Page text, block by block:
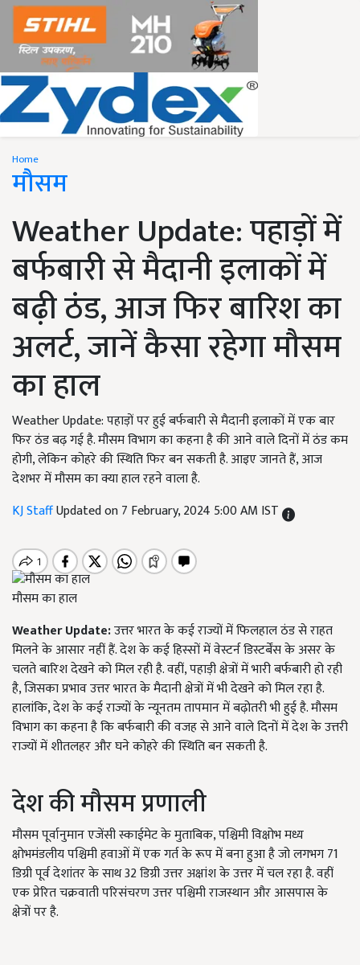
Home
मौसम
Weather Update: पहाड़ों में
बर्फबारी से मैदानी इलाकों में
बढ़ी ठंड, आज फिर बारिश का
अलर्ट, जानें कैसा रहेगा मौसम
का हाल
Weather Update: पहाड़ों पर हुई बर्फबारी से मैदानी इलाकों में एक बार
फिर ठंड बढ़ गई है. मौसम विभाग का कहना है की आने वाले दिनों में ठंड कम
होगी, लेकिन कोहरे की स्थिति फिर बन सकती है. आइए जानते हैं, आज
देशभर में मौसम का क्या हाल रहने वाला है.
KJ StaffUpdated on 7 February, 2024 5:00 AM IST
मौसम का हाल
Weather Update:उत्तर भारत के कई राज्यों में फिलहाल ठंड से राहत
मिलने के आसार नहीं हैं. देश के कई हिस्सों में वेस्टर्न डिस्टर्बेंस के असर के
चलते बारिश देखने को मिल रही है. वहीं, पहाड़ी क्षेत्रों में भारी बर्फबारी हो रही
है, जिसका प्रभाव उत्तर भारत के मैदानी क्षेत्रों में भी देखने को मिल रहा है.
हालांकि, देश के कई राज्यों के न्यूनतम तापमान में बढ़ोतरी भी हुई है. मौसम
विभाग का कहना है कि बर्फबारी की वजह से आने वाले दिनों में देश के उत्तरी
राज्यों में शीतलहर और घने कोहरे की स्थिति बन सकती है.
देश की मौसम प्रणाली
मौसम पूर्वानुमान एजेंसी स्काईमेट के मुताबिक, पश्चिमी विक्षोभ मध्य
क्षोभमंडलीय पश्चिमी हवाओं में एक गर्त के रूप में बना हुआ है जो लगभग 71
डिग्री पूर्व देशांतर के साथ 32 डिग्री उत्तर अक्षांश के उत्तर में चल रहा है. वहीं
एक प्रेरित चक्रवाती परिसंचरण उत्तर पश्चिमी राजस्थान और आसपास के
क्षेत्रों पर है.